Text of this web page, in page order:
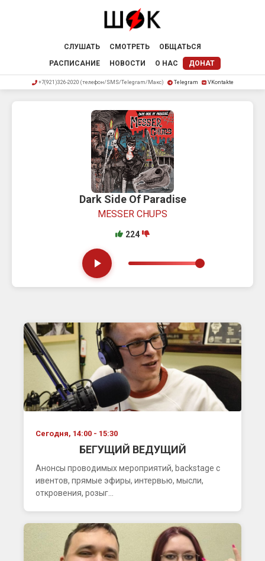
СЛУШАТЬ СМОТРЕТЬ
ОБЩАТЬСЯ
РАСПИСАНИЕ
НОВОСТИ О НАС ДОНАТ
+7(921)326-2020 (телефон/SMS/Telegram/Макс) Telegram VKontakte
Dark Side Of Paradise
MESSER CHUPS
224
Сегодня, 14:00 - 15:30
БЕГУЩИЙ ВЕДУЩИЙ
Анонсы проводимых мероприятий, backstage с
ивентов, прямые эфиры, интервью, мысли,
откровения, розыг...